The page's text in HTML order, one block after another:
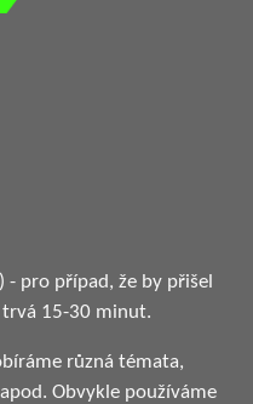
- pro případ, že by přišel
trvá 15-30 minut.
různá témata,
Obvykle používáme